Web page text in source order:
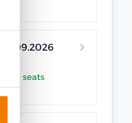
10 seats